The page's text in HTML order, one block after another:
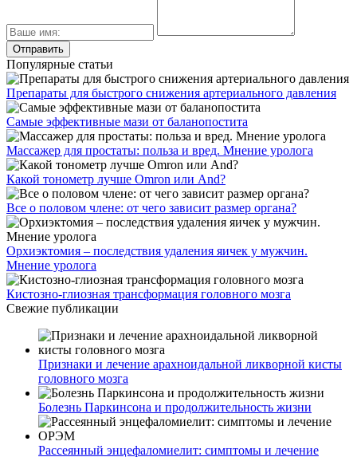
Популярные статьи
Препараты для быстрого снижения артериального давления
Самые эффективные мази от баланопостита
Массажер для простаты: польза и вред. Мнение уролога
Какой тонометр лучше Omron или And?
Все о половом члене: от чего зависит размер органа?
Орхиэктомия – последствия удаления яичек у мужчин.
Мнение уролога
Кистозно-глиозная трансформация головного мозга
Свежие публикации
Признаки и лечение арахноидальной ликворной кисты
головного мозга
Болезнь Паркинсона и продолжительность жизни
Рассеянный энцефаломиелит: симптомы и лечение